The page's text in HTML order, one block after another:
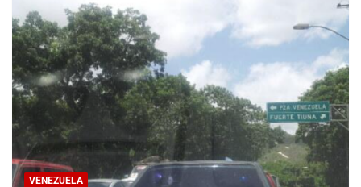
VENEZUELA